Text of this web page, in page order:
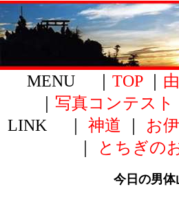
MENU ｜ TOP｜
写真コンテスト
LINK ｜ 神道 お
とちぎの
今日の男体